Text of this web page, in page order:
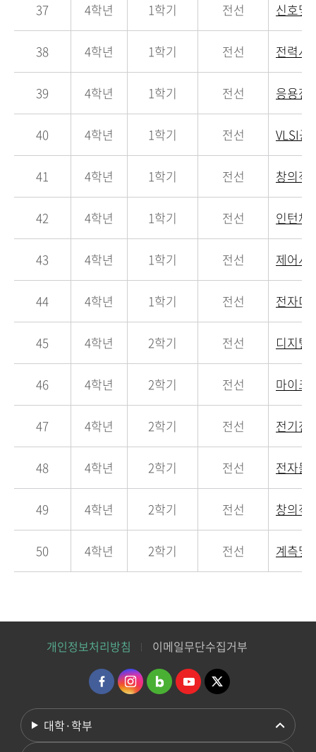
37 4학년 1학기 전선 신호및
38 4학년 1학기 전선 전력시
39 4학년 1학기 전선 응용전
40 4학년 1학기 전선 VLSI공
41 4학년 1학기 전선 창의적
42 4학년 1학기 전선 인턴체
43 4학년 1학기 전선 제어시
44 4학년 1학기 전선 전자디
45 4학년 2학기 전선 디지털
46 4학년 2학기 전선 마이크
47 4학년 2학기 전선 전기전
48 4학년 2학기 전선 전자물
49 4학년 2학기 전선 창의적
50 4학년 2학기 전선 계측및
개인정보처리방침 이메일무단수집거부
대학·학부